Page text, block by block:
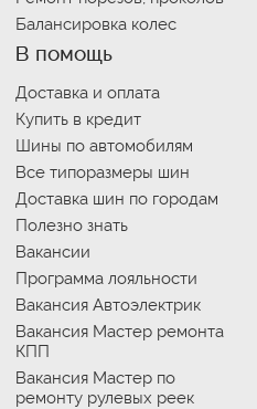
Балансировка колес
В помощь
Доставка и оплата
Купить в кредит
Шины по автомобилям
Все типоразмеры шин
Доставка шин по городам
Полезно знать
Вакансии
Программа лояльности
Вакансия Автоэлектрик
Вакансия Мастер ремонта
КПП
Вакансия Мастер по
ремонту рулевых реек